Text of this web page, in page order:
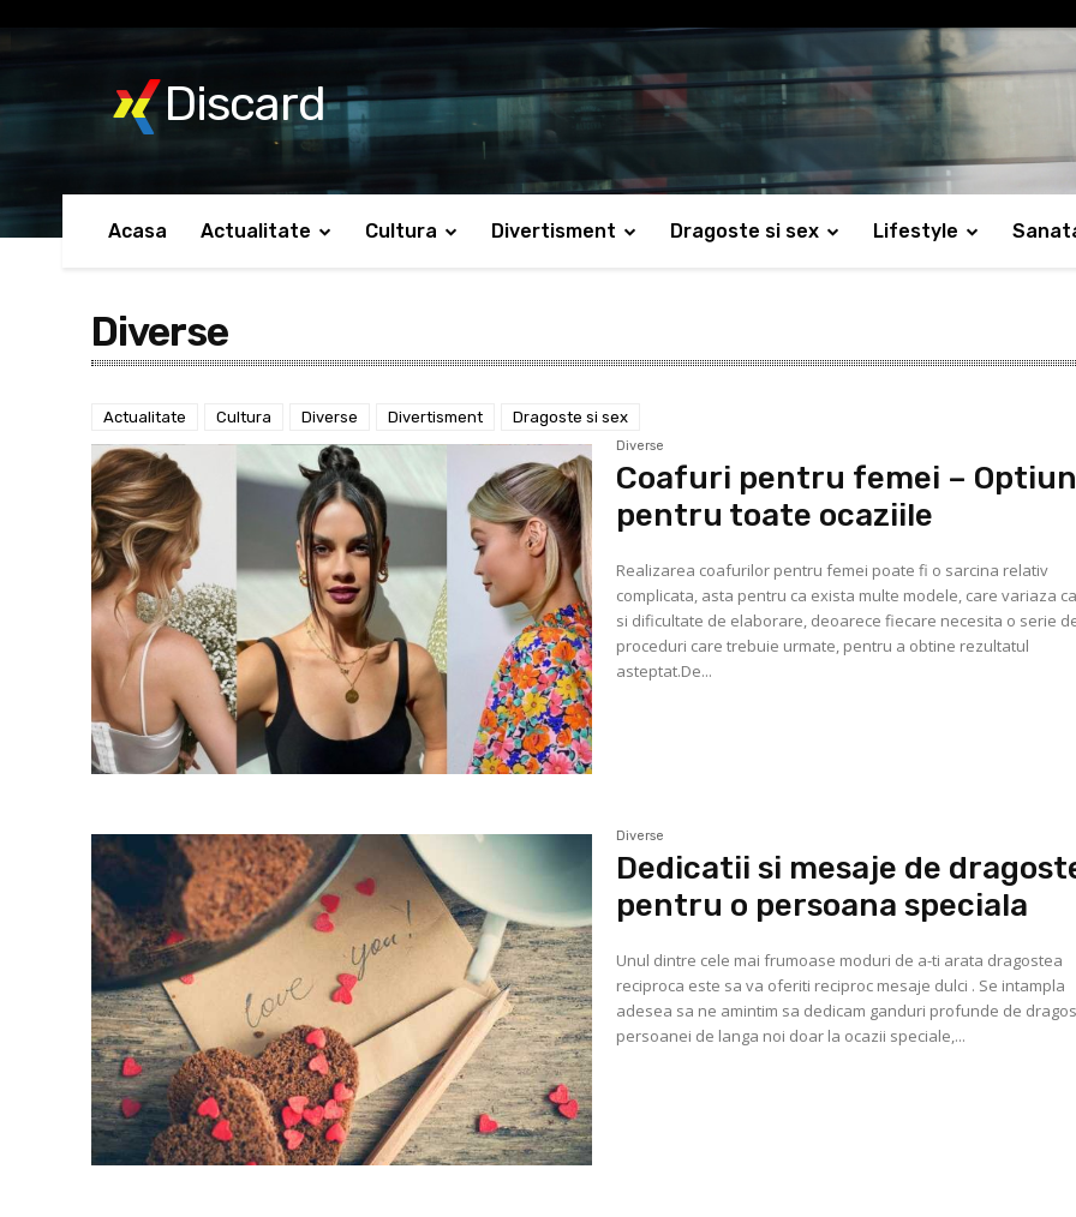
Discard
Acasa Actualitate Cultura Divertisment Dragoste si sex Lifestyle
Diverse
Actualitate Cultura Diverse Divertisment Dragoste si sex
Diverse
Coafuri pentru femei –
pentru toate ocaziile
Realizarea coafurilor pentru femei poate fi o sarcina relativ
complicata, asta pentru ca exista multe modele, care variaza
si dificultate de elaborare, deoarece fiecare necesita o serie
proceduri care trebuie urmate, pentru a obtine rezultatul
asteptat.De...
Diverse
Dedicatii si mesaje de
pentru o persoana speciala
Unul dintre cele mai frumoase moduri de a-ti arata dragostea
reciproca este sa va oferiti reciproc mesaje dulci . Se intampla
adesea sa ne amintim sa dedicam ganduri profunde de
persoanei de langa noi doar la ocazii speciale,...